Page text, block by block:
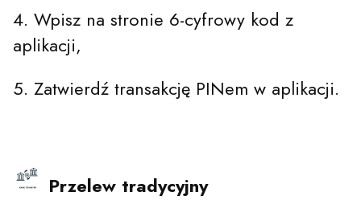
4. Wpisz na stronie 6-cyfrowy kod z
aplikacji,
5. Zatwierdź transakcję PINem w aplikacji.
Przelew tradycyjny